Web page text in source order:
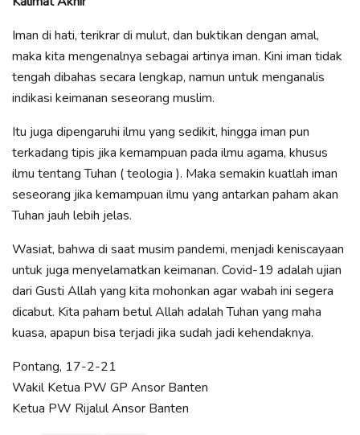
Iman di hati, terikrar di mulut, dan buktikan dengan amal,
maka kita mengenalnya sebagai artinya iman. Kini iman tidak
tengah dibahas secara lengkap, namun untuk menganalis
indikasi keimanan seseorang muslim.
Itu juga dipengaruhi ilmu yang sedikit, hingga iman pun
terkadang tipis jika kemampuan pada ilmu agama, khusus
ilmu tentang Tuhan ( teologia ). Maka semakin kuatlah iman
seseorang jika kemampuan ilmu yang antarkan paham akan
Tuhan jauh lebih jelas.
Wasiat, bahwa di saat musim pandemi, menjadi keniscayaan
untuk juga menyelamatkan keimanan. Covid-19 adalah ujian
dari Gusti Allah yang kita mohonkan agar wabah ini segera
dicabut. Kita paham betul Allah adalah Tuhan yang maha
kuasa, apapun bisa terjadi jika sudah jadi kehendaknya.
Pontang, 17-2-21
Wakil Ketua PW GP Ansor Banten
Ketua PW Rijalul Ansor Banten